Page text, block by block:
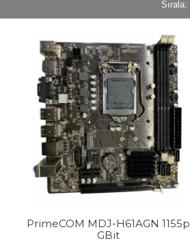
Sırala:
PrimeCOM MDJ-H61AGN 1155p
GBit